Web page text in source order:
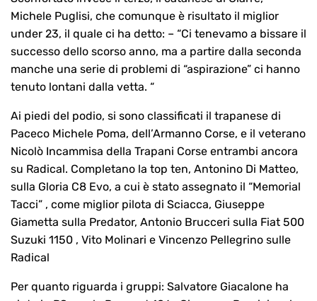
Michele Puglisi, che comunque è risultato il miglior
under 23, il quale ci ha detto: – “Ci tenevamo a bissare il
successo dello scorso anno, ma a partire dalla seconda
manche una serie di problemi di “aspirazione” ci hanno
tenuto lontani dalla vetta. “
Ai piedi del podio, si sono classificati il trapanese di
Paceco Michele Poma, dell’Armanno Corse, e il veterano
Nicolò Incammisa della Trapani Corse entrambi ancora
su Radical. Completano la top ten, Antonino Di Matteo,
sulla Gloria C8 Evo, a cui è stato assegnato il “Memorial
Tacci” , come miglior pilota di Sciacca, Giuseppe
Giametta sulla Predator, Antonio Brucceri sulla Fiat 500
Suzuki 1150 , Vito Molinari e Vincenzo Pellegrino sulle
Radical
Per quanto riguarda i gruppi: Salvatore Giacalone ha